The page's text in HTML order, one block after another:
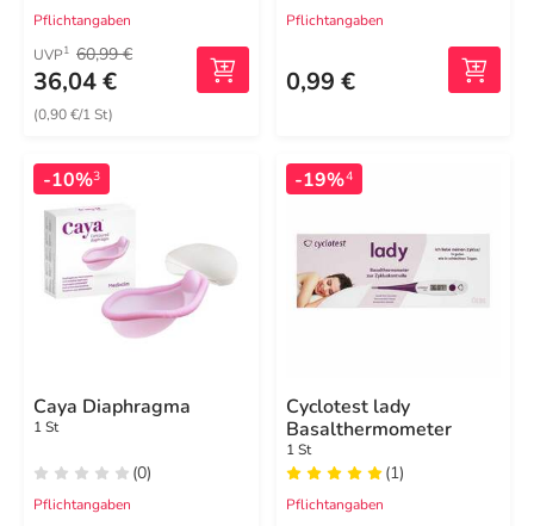
Pflichtangaben
UVP1 60,99 €
36,04 €
(0,90 €/1 St)
Pflichtangaben
0,99 €
-10%3
Caya Diaphragma
1 St
(0)
Pflichtangaben
-19%4
Cyclotest lady
Basalthermometer
1 St
(1)
Pflichtangaben